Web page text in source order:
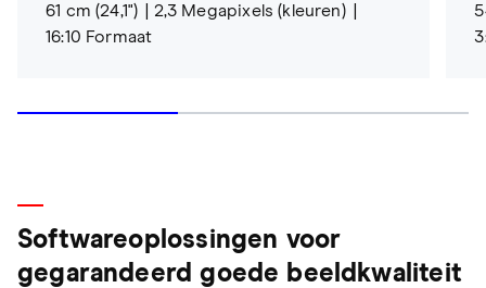
61 cm (24,1")
2,3 Megapixels (kleuren)
16:10 Formaat
Softwareoplossingen voor
gegarandeerd goede beeldkwaliteit